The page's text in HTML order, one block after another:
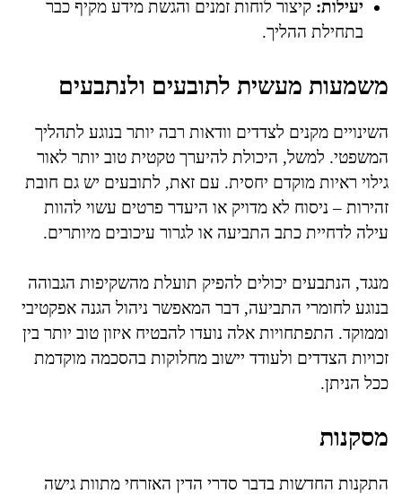
יעילות: קיצור לוחות זמנים והגשת מידע מקיף כבר
בתחילת ההליך.
משמעות מעשית לתובעים ולנתבעים
השינויים מקנים לצדדים וודאות רבה יותר בנוגע לתהליך
המשפטי. למשל, היכולת להיערך טקטית טוב יותר לאור
גילוי ראיות מוקדם יחסית. עם זאת, לתובעים יש גם חובת
זהירות – ניסוח לא מדויק או היעדר פרטים עשוי להוות
עילה לדחיית כתב התביעה או לגרור עיכובים מיותרים.
מנגד, הנתבעים יכולים להפיק תועלת מהשקיפות הגבוהה
בנוגע לחומרי התביעה, דבר המאפשר ניהול הגנה אפקטיבי
וממוקד. התפתחויות אלה נועדו להבטיח איזון טוב יותר בין
זכויות הצדדים ולעודד יישוב מחלוקות בהסכמה מוקדמת
ככל הניתן.
מסקנות
התקנות החדשות בדבר סדרי הדין האזרחי מתוות גישה